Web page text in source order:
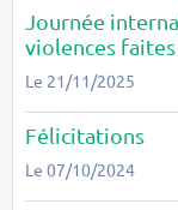
Journée
violences
Le 21/11/2025
Félicitations
Le 07/10/2024